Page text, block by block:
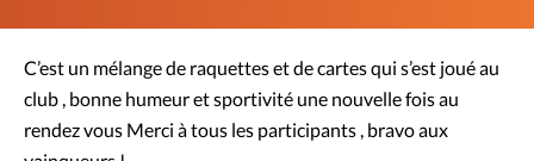
C’est un mélange de raquettes et de cartes qui s’est joué au
club , bonne humeur et sportivité une nouvelle fois au
rendez vous Merci à tous les participants , bravo aux